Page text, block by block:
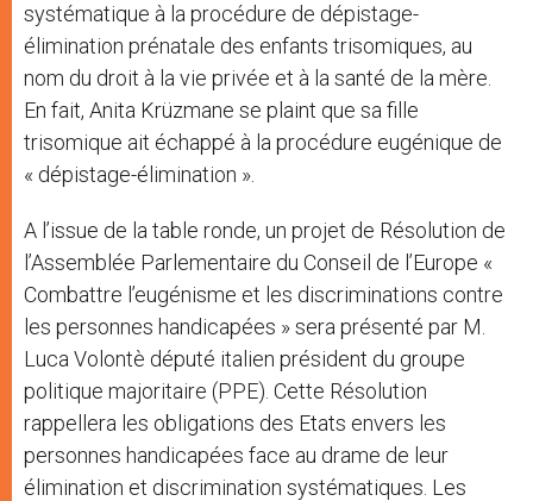
systématique à la procédure de dépistage-
élimination prénatale des enfants trisomiques, au
nom du droit à la vie privée et à la santé de la mère.
En fait, Anita Krüzmane se plaint que sa fille
trisomique ait échappé à la procédure eugénique de
« dépistage-élimination ».
A l’issue de la table ronde, un projet de Résolution de
l’Assemblée Parlementaire du Conseil de l’Europe «
Combattre l’eugénisme et les discriminations contre
les personnes handicapées » sera présenté par M.
Luca Volontè député italien président du groupe
politique majoritaire (PPE). Cette Résolution
rappellera les obligations des Etats envers les
personnes handicapées face au drame de leur
élimination et discrimination systématiques. Les